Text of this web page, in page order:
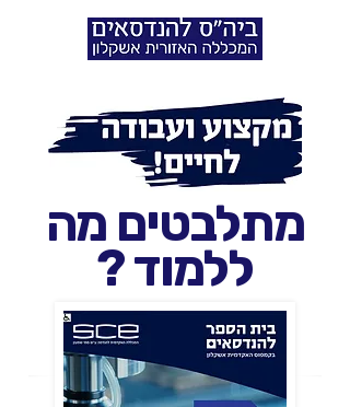
מתלבטים מה
ללמוד ?